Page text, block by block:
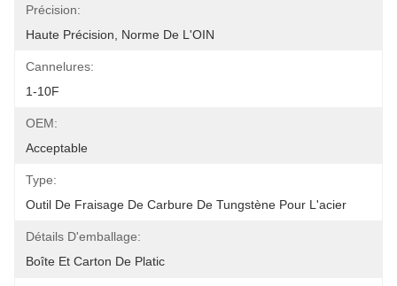
Précision:
Haute Précision, Norme De L'OIN
Cannelures:
1-10F
OEM:
Acceptable
Type:
Outil De Fraisage De Carbure De Tungstène Pour L'acier
Détails D'emballage:
Boîte Et Carton De Platic